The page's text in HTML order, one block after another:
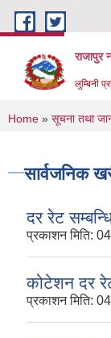
Skip to main content
राजापुर
लुम्बिनी
You are
Home » सूचना तथा
सार्वजनिक
दर रेट
प्रकाशन मिति:
कोटेशन दर
प्रकाशन मिति: